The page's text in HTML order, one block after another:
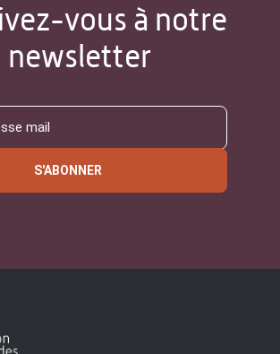
vous à notre
newsletter
S'ABONNER